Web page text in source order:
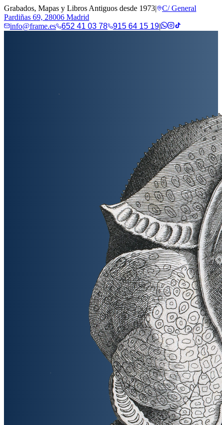
Grabados, Mapas y Libros Antiguos desde 1973|
C/ General
Pardiñas 69, 28006 Madrid
info@frame.es
652 41 03 78 915 64 15 19|